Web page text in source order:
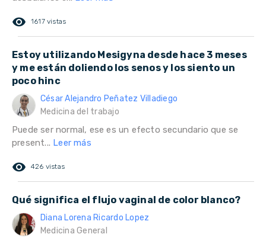
remove_red_eye 1617 vistas
Estoy utilizando Mesigyna desde hace 3 meses
y me están doliendo los senos y los siento un
poco hinc
César Alejandro Peñatez Villadiego
Medicina del trabajo
Puede ser normal, ese es un efecto secundario que se
present... Leer más
remove_red_eye 426 vistas
Qué significa el flujo vaginal de color blanco?
Diana Lorena Ricardo Lopez
Medicina General